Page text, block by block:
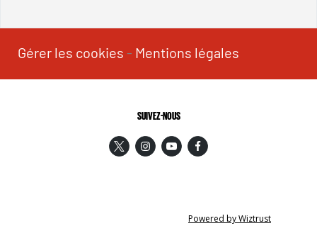
Gérer les cookies - Mentions légales
SUIVEZ-NOUS
Powered by Wiztrust